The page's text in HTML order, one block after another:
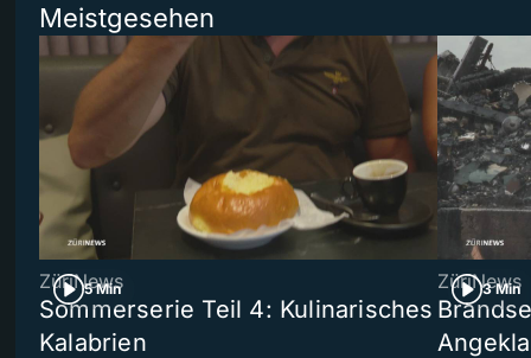
Meistgesehen
5 Min
ZüriNews
Sommerserie Teil 4: Kulinarisches
Kalabrien
3 Min
ZüriNews